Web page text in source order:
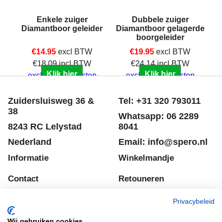
Enkele zuiger
Diamantboor geleider
€14.95 excl BTW
€18.09 incl BTW
excl Verzendkosten
Klik hier
Dubbele zuiger
Diamantboor gelagerde
boorgeleider
€19.95 excl BTW
€24.14 incl BTW
excl Verzendkosten
Klik hier
Zuidersluisweg 36 &
38
8243 RC Lelystad
Nederland
Informatie
Tel: +31 320 793011
Whatsapp: 06 2289
8041
Email: info@spero.nl
Winkelmandje
Contact
Winkelmandje
Retouneren
Privacybeleid